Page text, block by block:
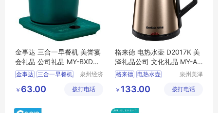
金事达 三合一早餐机 美誉宴
会礼品 公司礼品 MY-BXDQ-
L5-15
金事达 三合一早餐机
BXDQ L5
泉州经济
区美誉商
￥ 63.00 拨打电话
格来德 电热水壶 D2017K 美
泽礼品公司 文化礼品 MY-AY
KJ-L5-15
格来德 电热水壶
MY
AYKJ L5
泉州美泽
公司
￥ 133.00 拨打电话